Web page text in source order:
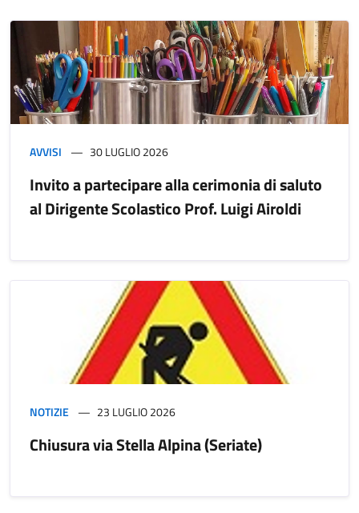
AVVISI 30 LUGLIO 2026
Invito a partecipare alla cerimonia di saluto
al Dirigente Scolastico Prof. Luigi Airoldi
NOTIZIE 23 LUGLIO 2026
Chiusura via Stella Alpina (Seriate)